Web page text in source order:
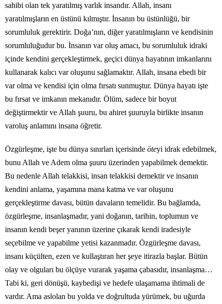
sahibi olan tek yaratılmış varlık insandır. Allah, insanı
yaratılmışların en üstünü kılmıştır. İnsanın bu üstünlüğü, bir
sorumluluk gerektirir. Doğa’nın, diğer yaratılmışların ve kendisinin
sorumluluğudur bu. İnsanın var oluş amacı, bu sorumluluk idraki
içinde kendini gerçekleştirmek, geçici dünya hayatının imkanlarını
kullanarak kalıcı var oluşunu sağlamaktır. Allah, insana ebedi bir
var olma ve kendisi için olma fırsatı sunmuştur. Dünya hayatı işte
bu fırsat ve imkanın mekanıdır. Ölüm, sadece bir boyut
değiştirmektir ve Allah şuuru, bu ahiret şuuruyla birlikte insanın
varoluş anlamını insana öğretir.
Özgürleşme, işte bu dünya sınırları içerisinde öteyi idrak edebilmek,
bunu Allah ve Adem olma şuuru üzerinden yapabilmek demektir.
Bu nedenle Allah telakkisi, insan telakkisi demektir ve insanın
kendini anlama, yaşamına mana katma ve var oluşunu
gerçekleştirme davası, bütün davaların temelidir. Bu bağlamda,
özgürleşme, insanlaşmadır, yani doğanın, tarihin, toplumun ve
insanın kendi beşer yanının üzerine çıkarak kendi iradesiyle
seçebilme ve yapabilme yetisi kazanmadır. Özgürleşme davası,
insanı küçülten, ezen ve kullaştıran her şeye itirazla başlar. Bütün
olay ve olguları bu ölçüye vurarak yaşama çabasıdır, insanlaşma…
Tabi ki, geri dönüşü, kaybedişi ve hedefe ulaşamama ihtimali de
vardır. Ama aslolan bu yolda ve doğrultuda yürümek, bu uğurda